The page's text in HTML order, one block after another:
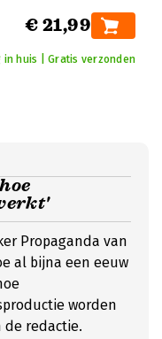
€ 21,99
in huis | Gratis verzonden
Propaganda van
al bijna een eeuw
worden
redactie.